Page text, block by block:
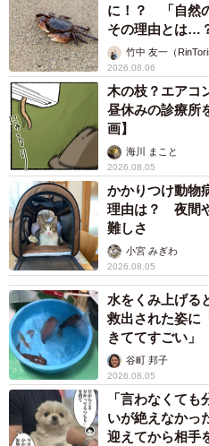
に！？ 「自然
その理由とは…
竹中 友一（
2026.08.06
木の枝？エアコ
昼休みの診療所
画】
海川 まこと
2026.08.05
かかりつけ動物
理由は？ 夜間
難しさ
小宮 みぎわ
2026.08.05
水をくみ上げる
救出された姿に
きててすごい
は……谷町 邦子
2026.08.05
「言わなくて
いが絶えなか
迎えてから相手